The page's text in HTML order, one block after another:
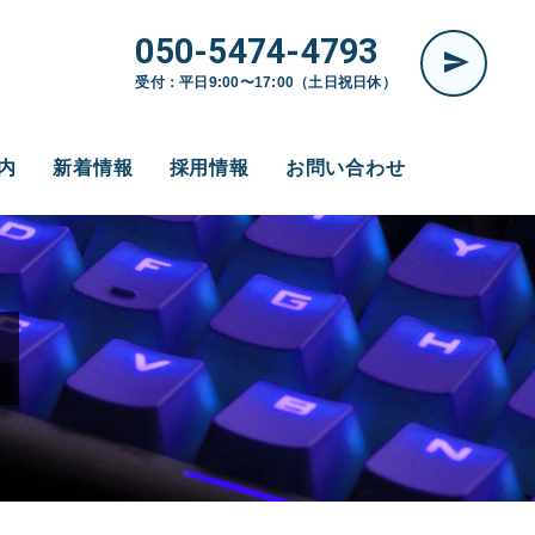
050-5474-4793
受付：平日9:00〜17:00（土日祝日休）
新着情報 採用情報 お問い合わせ